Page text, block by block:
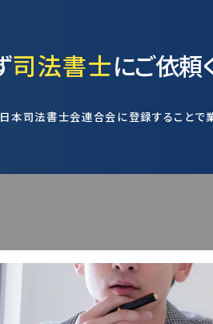
司法書士にご依頼
司法書士会連合会に登録することで